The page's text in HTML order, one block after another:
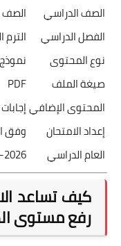
الصف الدراسي
الصف
الفصل الدراسي
الترم
نوع المحتوى
صيغة الملف
PDF
المحتوى الإضافي
إعداد الامتحان
وفق
العام الدراسي
كيف تساعد
رفع مستوى